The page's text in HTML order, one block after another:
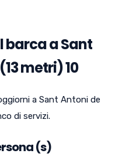
barca a Sant
metri) 10
a Sant Antoni de
di servizi.
(s)